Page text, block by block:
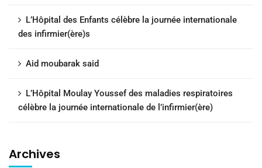
L’Hôpital des Enfants célèbre la journée internationale
des infirmier(ère)s
Aid moubarak said
L’Hôpital Moulay Youssef des maladies respiratoires
célèbre la journée internationale de l’infirmier(ère)
Archives